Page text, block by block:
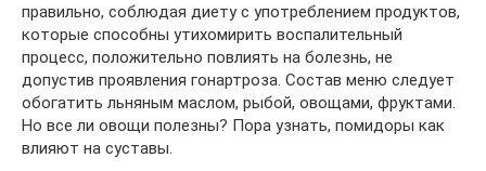
правильно, соблюдая диету с употреблением продуктов,
которые способны утихомирить воспалительный
процесс, положительно повлиять на болезнь, не
допустив проявления гонартроза. Состав меню следует
обогатить льняным маслом, рыбой, овощами, фруктами.
Но все ли овощи полезны? Пора узнать, помидоры как
влияют на суставы.